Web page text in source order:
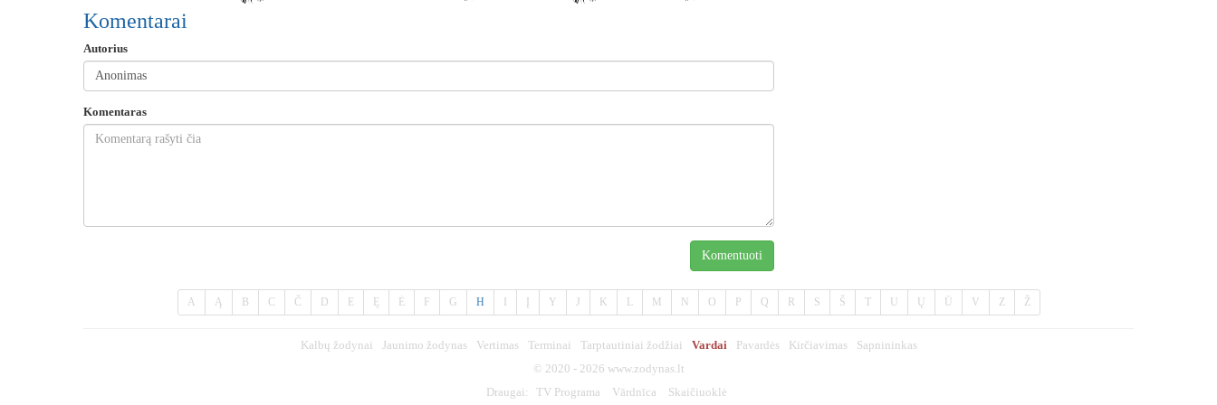
Komentarai
Autorius
Komentaras
Komentuoti
A Ą B C Č D E Ę Ė F G H Y J K L M N O P Q R S Š T U Ų Ū V Z Ž
Kalbų žodynai Jaunimo žodynas Vertimas Terminai Tarptautiniai žodžiai Vardai Pavardės Kirčiavimas
Sapnininkas
© 2020 - 2026 www.zodynas.lt
Draugai:
TV Programa Vārdnīca Skaičiuoklė